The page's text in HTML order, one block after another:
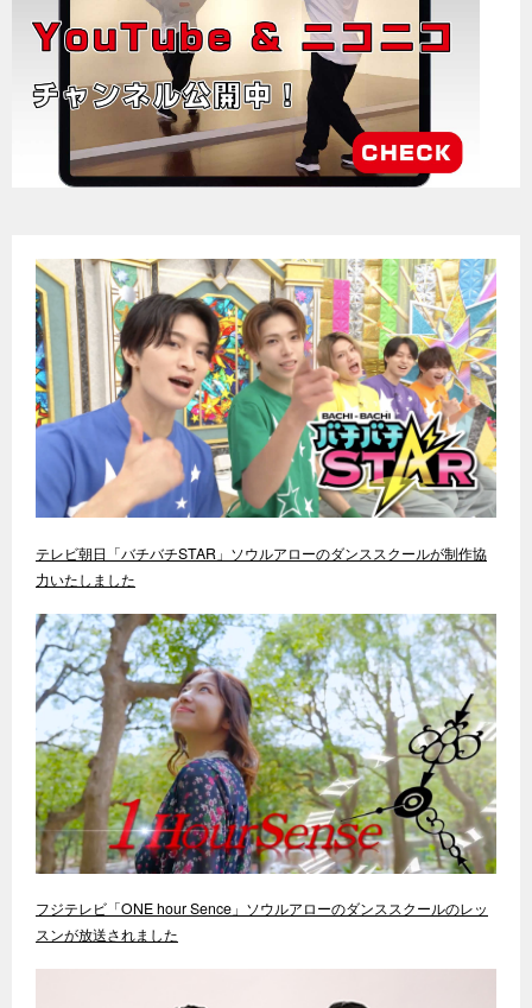
テレビ朝日「バチバチSTAR」ソウルアローのダンススクールが制作協
力いたしました
フジテレビ「ONE hour Sence」ソウルアローのダンススクールのレッ
スンが放送されました